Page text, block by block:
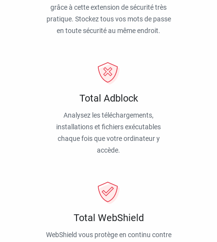
grâce à cette extension de sécurité très
pratique. Stockez tous vos mots de passe
en toute sécurité au même endroit.
Total Adblock
Analysez les téléchargements,
installations et fichiers exécutables
chaque fois que votre ordinateur y
accède.
Total WebShield
WebShield vous protège en continu contre